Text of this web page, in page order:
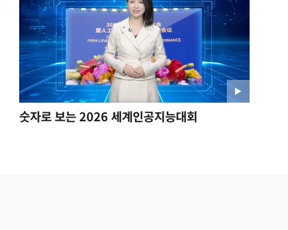
숫자로 보는 2026 세계인공지능대회